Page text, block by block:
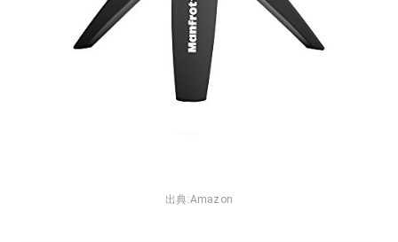
出典:Amazon